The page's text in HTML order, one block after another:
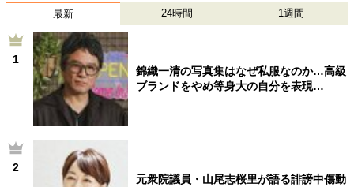
最新 24時間 1週間
1
錦織一清の写真集はなぜ私服なのか…高級
ブランドをやめ等身大の自分を表現…
2
元衆院議員・山尾志桜里が語る誹謗中傷動